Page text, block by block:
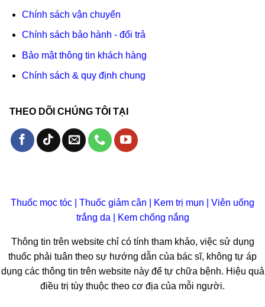
Chính sách vận chuyển
Chính sách bảo hành - đổi trả
Bảo mật thông tin khách hàng
Chính sách & quy định chung
THEO DÕI CHÚNG TÔI TẠI
Thuốc mọc tóc Thuốc giảm cân Kem trị mụn
Viên uống
trắng da
Kem chống nắng
Thông tin trên website chỉ có tính tham khảo, việc sử dụng
thuốc phải tuân theo sự hướng dẫn của bác sĩ, không tự áp
dụng các thông tin trên website này để tự chữa bệnh. Hiệu quả
điều trị tùy thuộc theo cơ địa của mỗi người.